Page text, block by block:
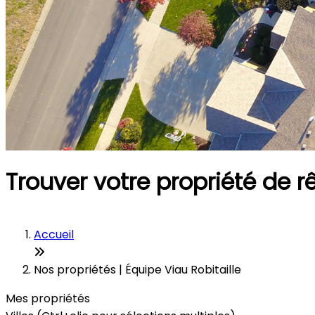
Trouver votre propriété de
Accueil
Nos propriétés | Équipe Viau Robitaille
Mes propriétés